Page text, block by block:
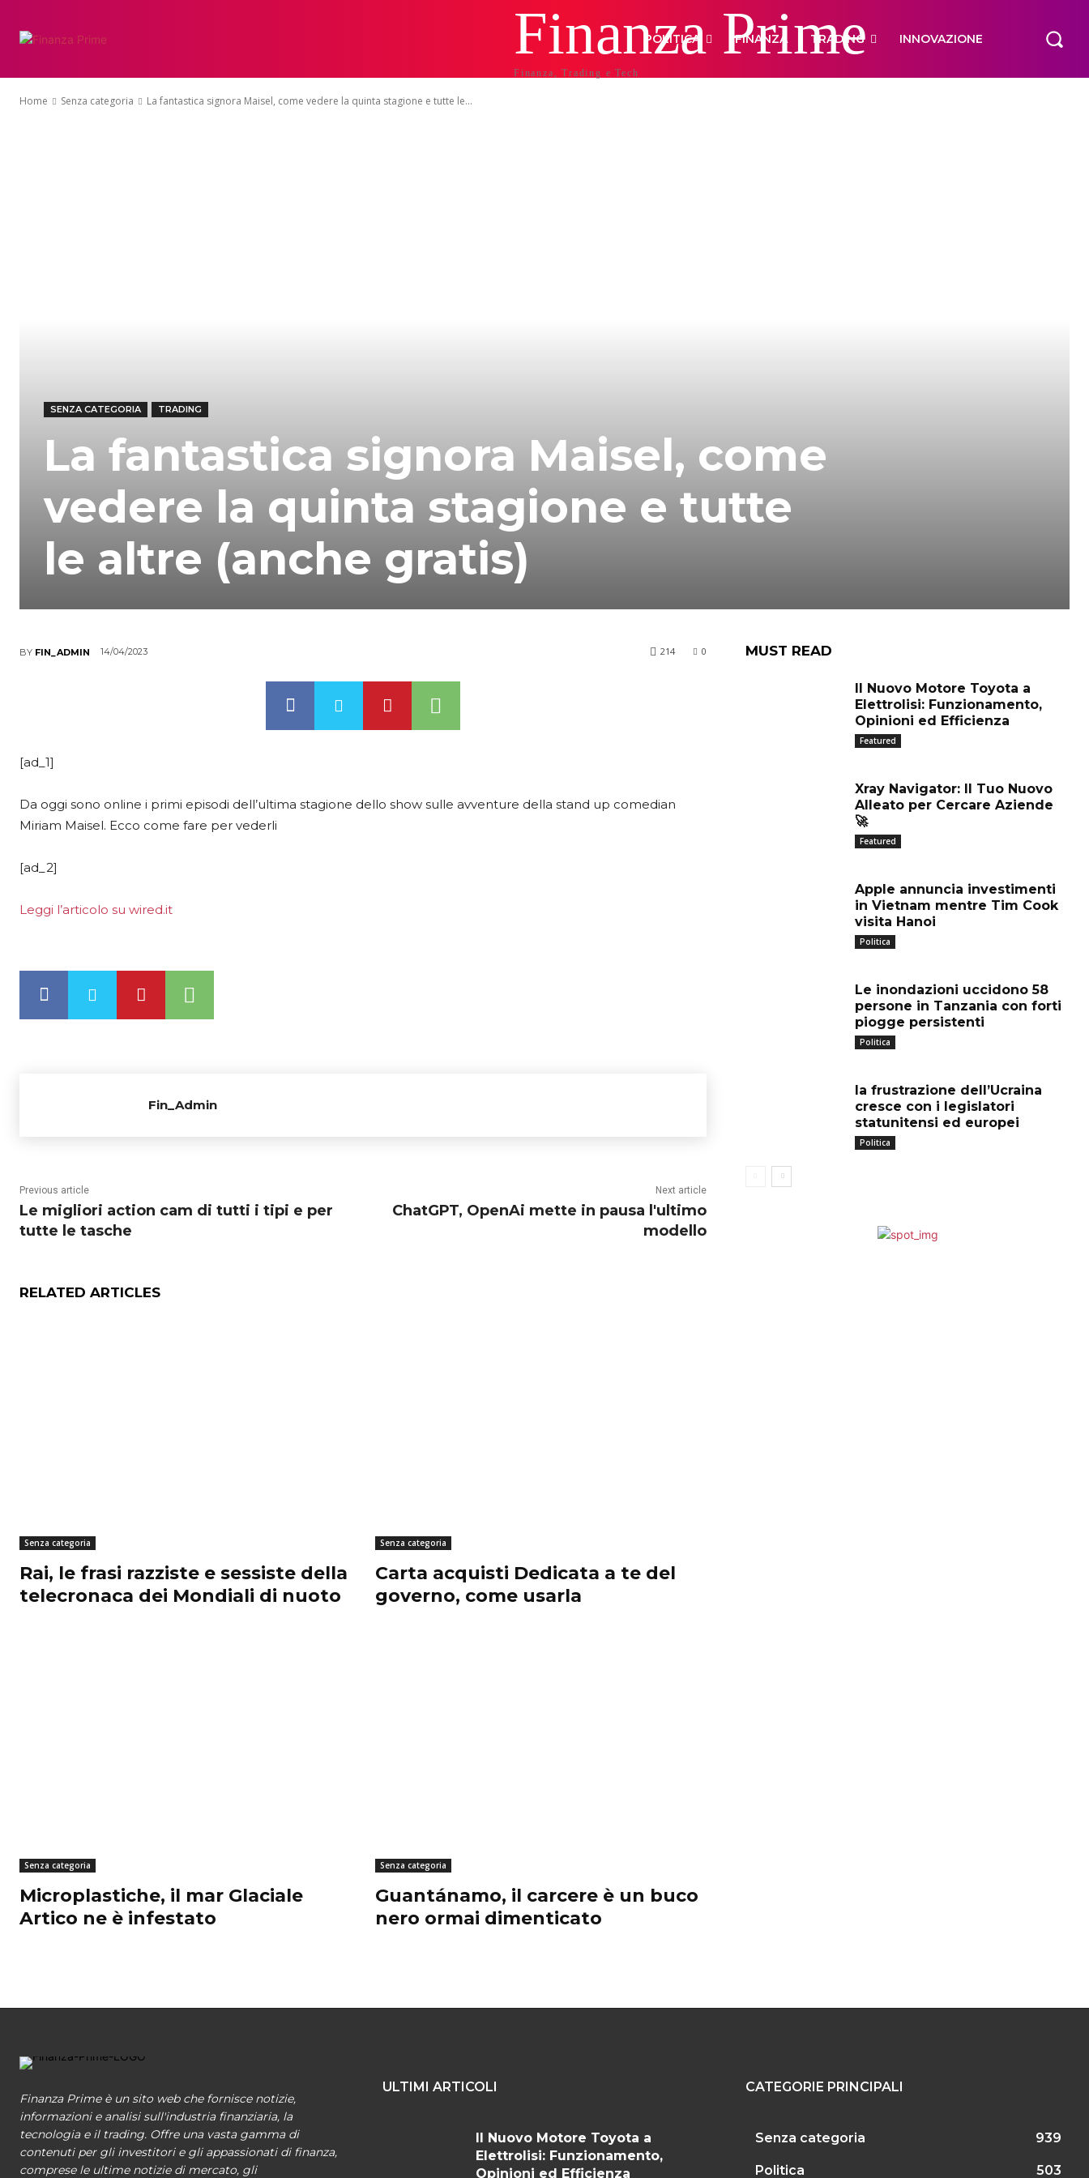
Finanza Prime
Finanza, Trading e Tech
POLITICA FINANZA TRADING INNOVAZIONE
Home Senza categoria La fantastica signora Maisel, come vedere la quinta stagione e tutte le...
SENZA CATEGORIA TRADING
La fantastica signora Maisel, come
vedere la quinta stagione e tutte
le altre (anche gratis)
BY FIN_ADMIN 14/04/2023 0
214
[ad_1]
Da oggi sono online i primi episodi dell’ultima stagione dello show sulle avventure della stand up comedian
Miriam Maisel. Ecco come fare per vederli
[ad_2]
Leggi l’articolo su wired.it
Fin_Admin
Previous article
Le migliori action cam di tutti i tipi e per
tutte le tasche
Next article
ChatGPT, OpenAi mette in pausa l'ultimo
modello
RELATED ARTICLES
Senza categoria
Rai, le frasi razziste e sessiste della
telecronaca dei Mondiali di nuoto
Senza categoria
Carta acquisti Dedicata a te del
governo, come usarla
Senza categoria
Microplastiche, il mar Glaciale
Artico ne è infestato
Senza categoria
Guantánamo, il carcere è un buco
nero ormai dimenticato
MUST READ
Il Nuovo Motore Toyota a
Elettrolisi: Funzionamento,
Opinioni ed Efficienza
Featured
Xray Navigator: Il Tuo Nuovo
Alleato per Cercare Aziende
🚀
Featured
Apple annuncia investimenti
in Vietnam mentre Tim Cook
visita Hanoi
Politica
Le inondazioni uccidono 58
persone in Tanzania con forti
piogge persistenti
Politica
la frustrazione dell’Ucraina
cresce con i legislatori
statunitensi ed europei
Politica
Finanza Prime è un sito web che fornisce notizie,
informazioni e analisi sull'industria finanziaria, la
tecnologia e il trading. Offre una vasta gamma di
contenuti per gli investitori e gli appassionati di finanza,
comprese le ultime notizie di mercato, gli
ULTIMI ARTICOLI
Il Nuovo Motore Toyota a
Elettrolisi: Funzionamento,
Opinioni ed Efficienza
CATEGORIE PRINCIPALI
Senza categoria 939
Politica 503